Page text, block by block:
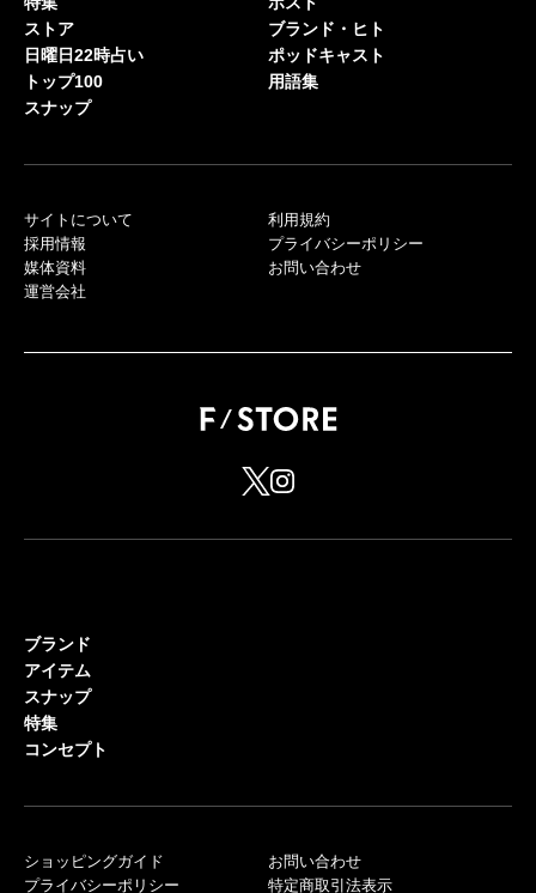
ストア
日曜日22時占い
トップ100
スナップ
ブランド・ヒト
ポッドキャスト
用語集
サイトについて
採用情報
媒体資料
運営会社
利用規約
プライバシーポリシー
お問い合わせ
ブランド
アイテム
スナップ
特集
コンセプト
ショッピングガイド
プライバシーポリシー
お問い合わせ
特定商取引法表示